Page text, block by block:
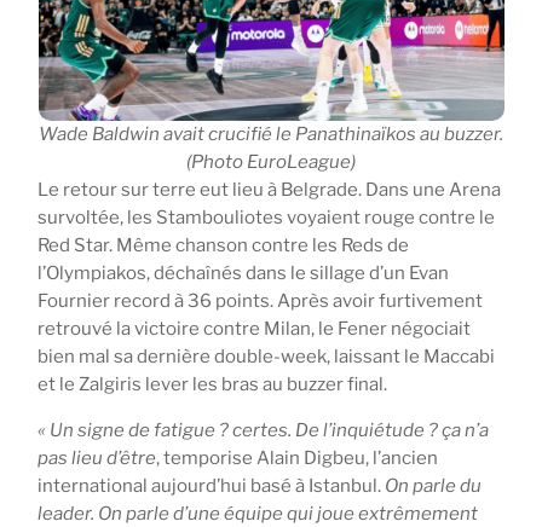
Wade Baldwin avait crucifié le Panathinaïkos au buzzer.
(Photo EuroLeague)
Le retour sur terre eut lieu à Belgrade. Dans une Arena
survoltée, les Stambouliotes voyaient rouge contre le
Red Star. Même chanson contre les Reds de
l’Olympiakos, déchaînés dans le sillage d’un Evan
Fournier record à 36 points. Après avoir furtivement
retrouvé la victoire contre Milan, le Fener négociait
bien mal sa dernière double-week, laissant le Maccabi
et le Zalgiris lever les bras au buzzer final.
« Un signe de fatigue ? certes. De l’inquiétude ? ça n’a
pas lieu d’être, temporise Alain Digbeu, l’ancien
international aujourd’hui basé à Istanbul. On parle du
leader. On parle d’une équipe qui joue extrêmement